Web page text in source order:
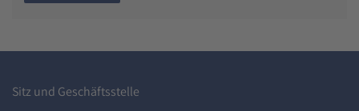
Sitz und Geschäftsstelle